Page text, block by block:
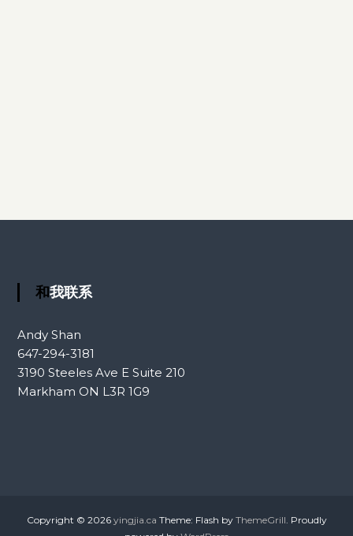
和我联系
Andy Shan
647-294-3181
3190 Steeles Ave E Suite 210
Markham ON L3R 1G9
Copyright © 2026 yingjia.ca Theme: Flash by ThemeGrill . Proudly